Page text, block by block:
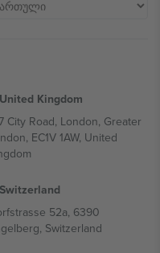
United Kingdom
City Road, London, Greater
EC1V 1AW, United
Switzerland
52a, 6390
Switzerland